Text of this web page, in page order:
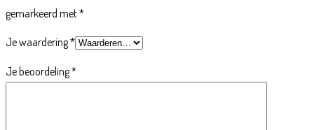
gemarkeerd met*
Je waardering*
Je beoordeling*